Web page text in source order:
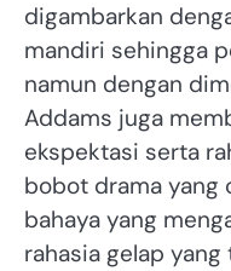
digambarkan
mandiri sehingga
namun dengan
Addams juga
ekspektasi serta
bobot drama yang
bahaya yang
rahasia gelap